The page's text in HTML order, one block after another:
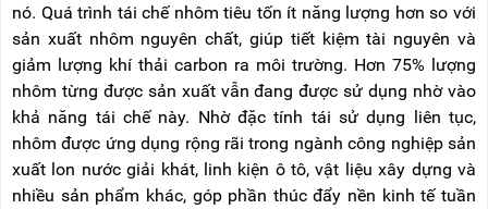
nó. Quá trình tái chế nhôm tiêu tốn ít năng lượng hơn so với
sản xuất nhôm nguyên chất, giúp tiết kiệm tài nguyên và
giảm lượng khí thải carbon ra môi trường. Hơn 75% lượng
nhôm từng được sản xuất vẫn đang được sử dụng nhờ vào
khả năng tái chế này. Nhờ đặc tính tái sử dụng liên tục,
nhôm được ứng dụng rộng rãi trong ngành công nghiệp sản
xuất lon nước giải khát, linh kiện ô tô, vật liệu xây dựng và
nhiều sản phẩm khác, góp phần thúc đẩy nền kinh tế tuần